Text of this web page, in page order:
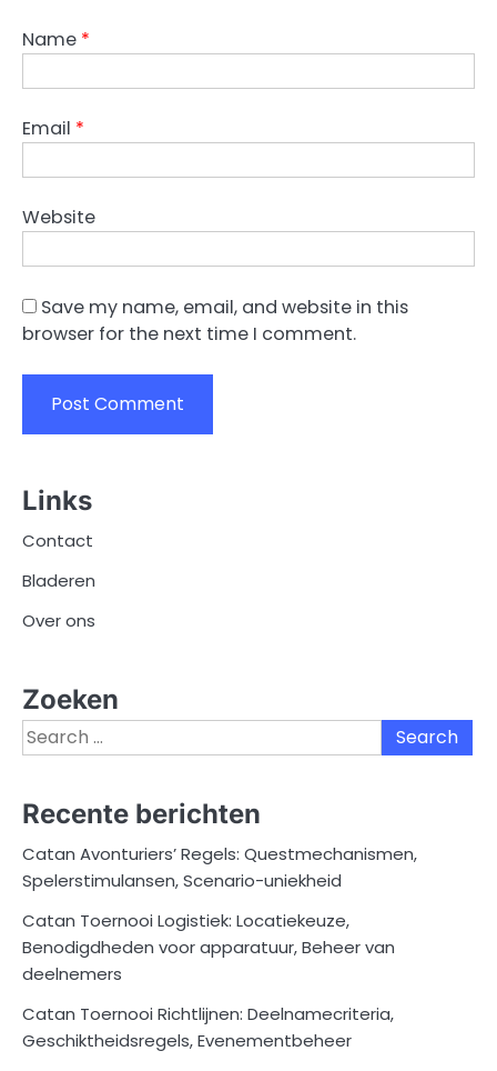
Name *
Email *
Website
Save my name, email, and website in this
browser for the next time I comment.
Links
Contact
Bladeren
Over ons
Zoeken
Search
for:
Recente berichten
Catan Avonturiers’ Regels: Questmechanismen,
Spelerstimulansen, Scenario-uniekheid
Catan Toernooi Logistiek: Locatiekeuze,
Benodigdheden voor apparatuur, Beheer van
deelnemers
Catan Toernooi Richtlijnen: Deelnamecriteria,
Geschiktheidsregels, Evenementbeheer